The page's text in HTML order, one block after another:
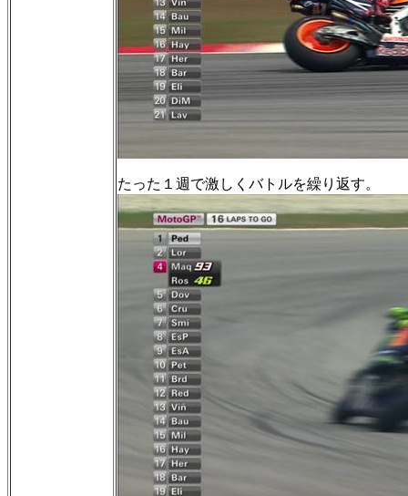
たった１週で激しくバトルを繰り返す。